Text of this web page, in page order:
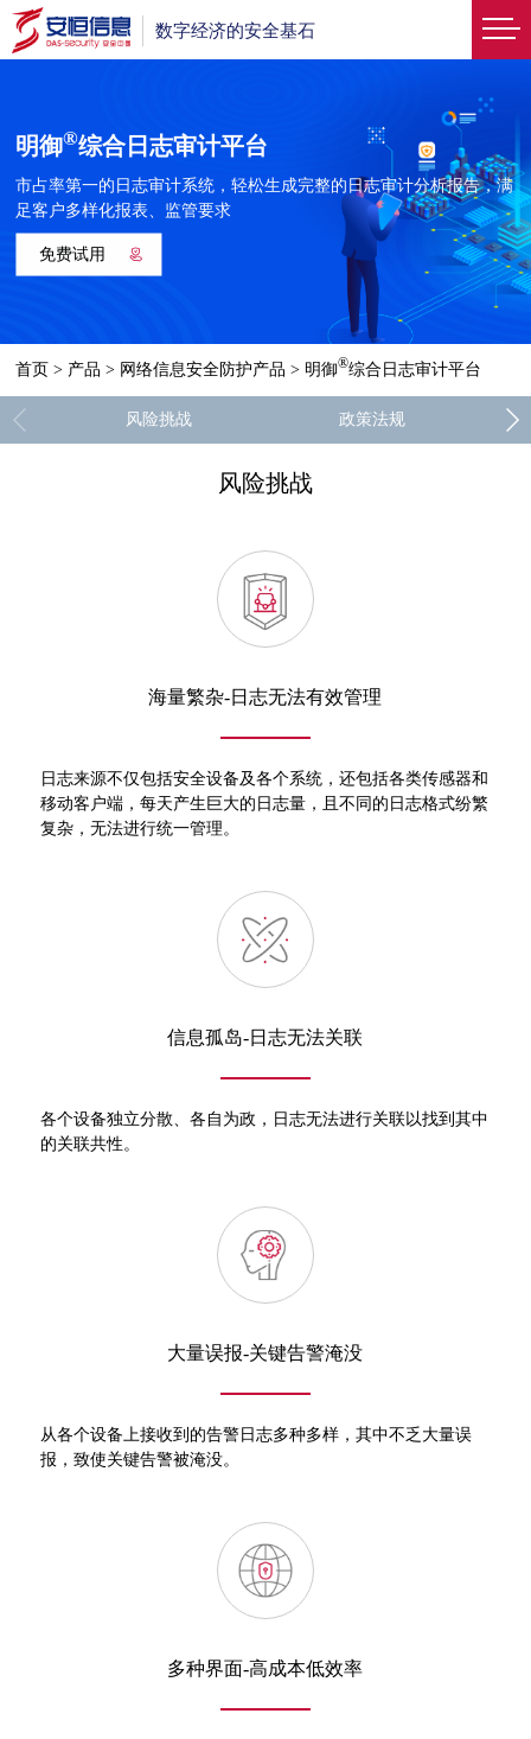
数字经济的安全基石
明御®综合日志审计平台
市占率第一的日志审计系统，轻松生成完整的日志审计分析报告，满
足客户多样化报表、监管要求
免费试用
首页 > 产品 > 网络信息安全防护产品 > 明御®综合日志审计平台
风险挑战 政策法规
风险挑战
海量繁杂-日志无法有效管理
日志来源不仅包括安全设备及各个系统，还包括各类传感器和
移动客户端，每天产生巨大的日志量，且不同的日志格式纷繁
复杂，无法进行统一管理。
信息孤岛-日志无法关联
各个设备独立分散、各自为政，日志无法进行关联以找到其中
的关联共性。
大量误报-关键告警淹没
从各个设备上接收到的告警日志多种多样，其中不乏大量误
报，致使关键告警被淹没。
多种界面-高成本低效率